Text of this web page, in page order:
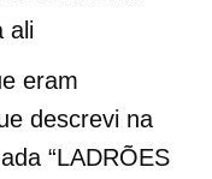
ali
eram
descrevi na
“LADRÕES